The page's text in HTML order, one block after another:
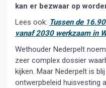
kan er bezwaar op
Lees ook: Tussen de
vanaf 2030 werkzaam in
Wethouder Nederpelt
zeer complex dossier
kijken. Maar Nederpelt is
ontwerpbeleid huisvesting